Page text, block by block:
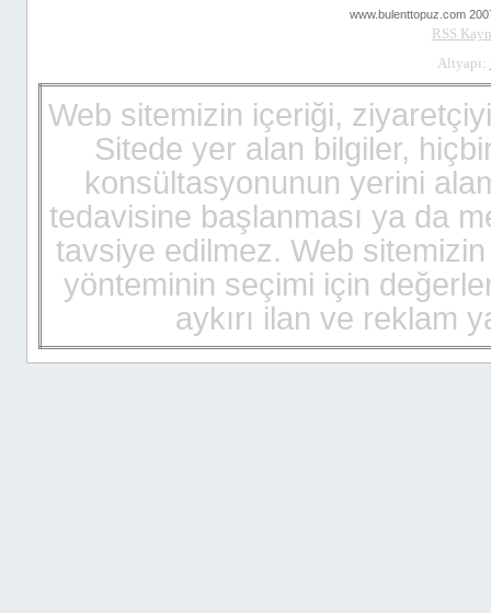
www.bulenttopuz.com
RSS
Altyapı:
viagra
billigt
kamagra
kamagra
cialis
sverige
viagra
Web sitemizin içeriği,
Sitede yer alan bilgiler,
konsültasyonunun yerini
tedavisine başlanması ya da
tavsiye edilmez. Web
yönteminin seçimi için
aykırı ilan ve reklam